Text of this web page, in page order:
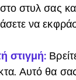
στυλ σας
να
στιγμή:
Αυτό θα